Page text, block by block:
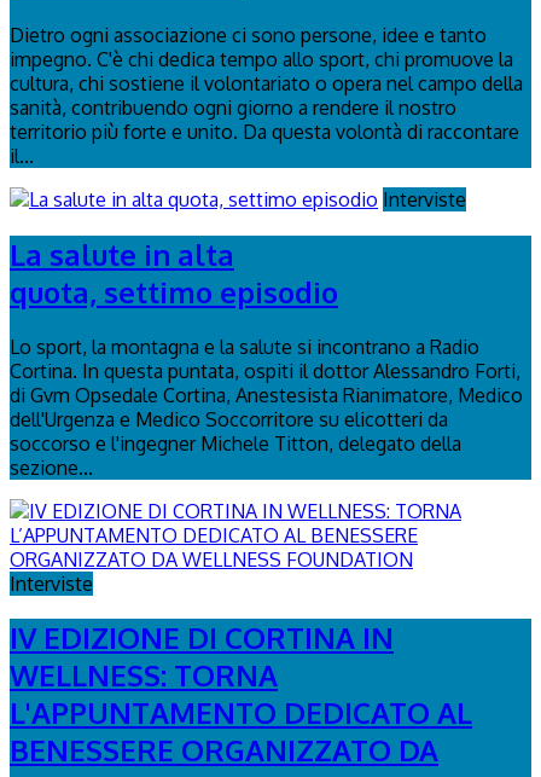
Dietro ogni associazione ci sono persone, idee e tanto
impegno. C'è chi dedica tempo allo sport, chi promuove la
cultura, chi sostiene il volontariato o opera nel campo della
sanità, contribuendo ogni giorno a rendere il nostro
territorio più forte e unito. Da questa volontà di raccontare
il...
Interviste
La salute in alta
quota, settimo episodio
Lo sport, la montagna e la salute si incontrano a Radio
Cortina. In questa puntata, ospiti il dottor Alessandro Forti,
di Gvm Opsedale Cortina, Anestesista Rianimatore, Medico
dell'Urgenza e Medico Soccorritore su elicotteri da
soccorso e l'ingegner Michele Titton, delegato della
sezione...
Interviste
IV EDIZIONE DI CORTINA IN
WELLNESS: TORNA
L'APPUNTAMENTO DEDICATO AL
BENESSERE ORGANIZZATO DA